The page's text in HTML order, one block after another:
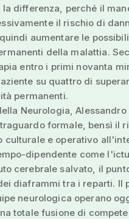
la differenza, perché il
il rischio di
aumentare le
della malattia.
entro i primi novanta
su quattro di
permanenti.
Neurologia,
formale, bensì il
culturale e operativo
dipendente come
cerebrale salvato, il
diaframmi tra i reparti. Il
neurologica operano
totale fusione di